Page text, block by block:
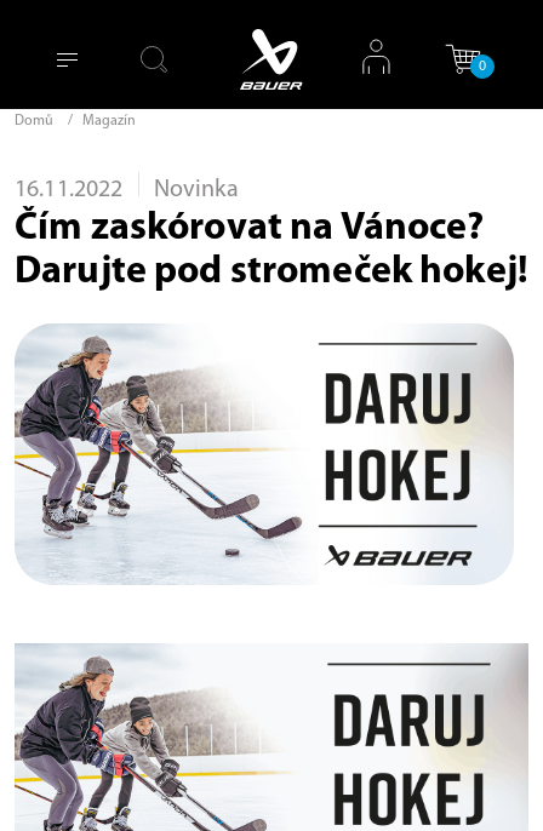
0
Domů / Magazín
16.11.2022 Novinka
Čím zaskórovat na Vánoce?
Darujte pod stromeček hokej!